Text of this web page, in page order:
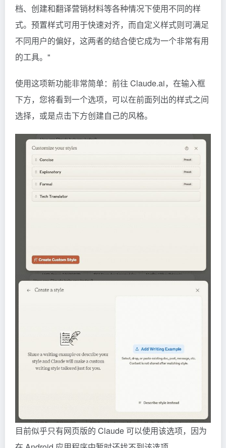
档、创建和翻译营销材料等各种情况下使用不同的样
式。预置样式可用于快速对齐，而自定义样式则可满足
不同用户的偏好，这两者的结合使它成为一个非常有用
的工具。"
使用这项新功能非常简单：前往 Claude.ai，在输入框
下方，您将看到一个选项，可以在前面列出的样式之间
选择，或是点击下方创建自己的风格。
目前似乎只有网页版的 Claude 可以使用该选项，因为